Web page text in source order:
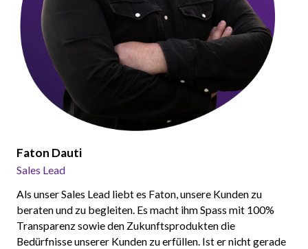
Faton Dauti
Sales Lead
Als unser Sales Lead liebt es Faton, unsere Kunden zu
beraten und zu begleiten. Es macht ihm Spass mit 100%
Transparenz sowie den Zukunftsprodukten die
Bedürfnisse unserer Kunden zu erfüllen. Ist er nicht gerade